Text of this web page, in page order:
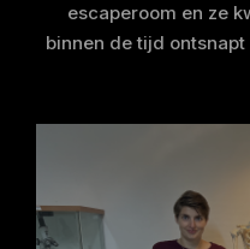
escaperoom en ze
binnen de tijd